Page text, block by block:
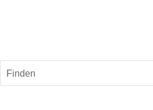
Finden